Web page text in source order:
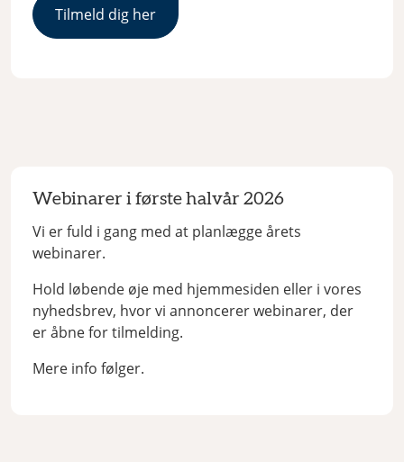
Tilmeld dig her
Webinarer i første halvår 2026
Vi er fuld i gang med at planlægge årets
webinarer.
Hold løbende øje med hjemmesiden eller i vores
nyhedsbrev, hvor vi annoncerer webinarer, der
er åbne for tilmelding.
Mere info følger.